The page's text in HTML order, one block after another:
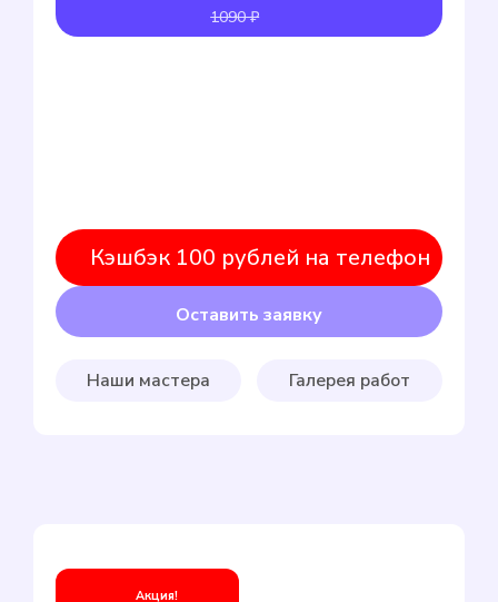
1090 ₽
Кэшбэк 100 рублей на телефон
Оставить заявку
Наши мастера Галерея работ
Акция!